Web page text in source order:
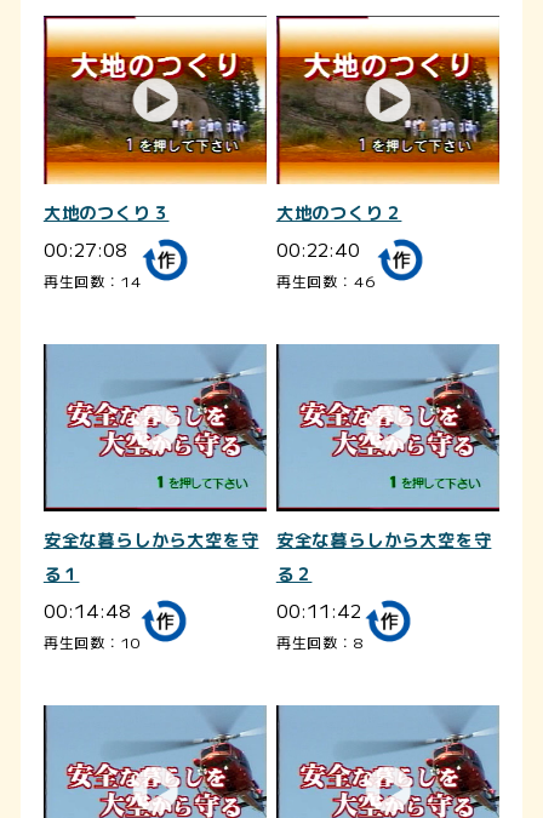
大地のつくり３
00:27:08
再生回数：14
大地のつくり２
00:22:40
再生回数：46
安全な暮らしから大空を守
る１
00:14:48
再生回数：10
安全な暮らしから大空を守
る２
00:11:42
再生回数：8